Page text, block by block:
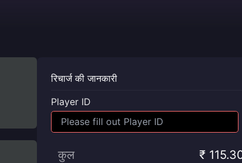
रिचार्ज की जानकारी
Player ID
कुल ₹